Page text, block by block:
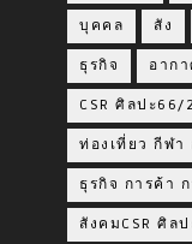
บุคคล สัง
ธุรกิจ อาก
CSR ศิลปะ66/
ท่องเที่ยว กีฬา
ธุรกิจ การค้า
สังคมCSR ศิล